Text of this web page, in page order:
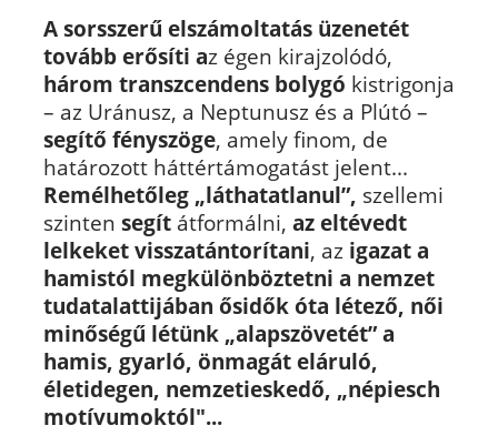
A sorsszerű elszámoltatás üzenetét
tovább erősíti az égen kirajzolódó,
három transzcendens bolygó kistrigonja
– az Uránusz, a Neptunusz és a Plútó –
segítő fényszöge, amely finom, de
határozott háttértámogatást jelent...
Remélhetőleg „láthatatlanul”, szellemi
szinten segítátformálni, az eltévedt
lelkeket visszatántorítani, az igazat a
hamistól megkülönböztetni a nemzet
tudatalattijában ősidők óta létező, női
minőségű létünk „alapszövetét” a
hamis, gyarló, önmagát eláruló,
életidegen, nemzetieskedő, „népiesch
motívumoktól"...